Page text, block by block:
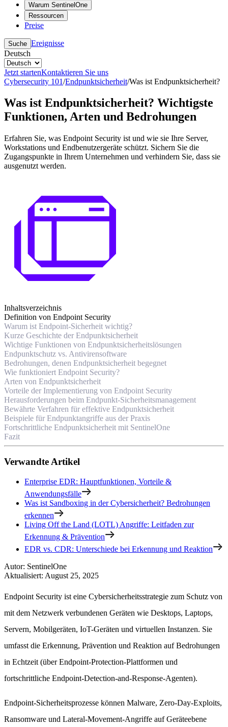
Warum SentinelOne
Ressourcen
Preise
Suche Ereignisse
Deutsch
Jetzt startenKontaktieren Sie uns
Cybersecurity 101/Endpunktsicherheit/Was ist Endpunktsicherheit?
Was ist Endpunktsicherheit? Wichtigste
Funktionen, Arten und Bedrohungen
Erfahren Sie, was Endpoint Security ist und wie sie Ihre Server,
Workstations und Endbenutzergeräte schützt. Sichern Sie die
Zugangspunkte in Ihrem Unternehmen und verhindern Sie, dass sie
ausgenutzt werden.
Inhaltsverzeichnis
Definition von Endpoint Security
Warum ist Endpoint-Sicherheit wichtig?
Kurze Geschichte der Endpunktsicherheit
Wichtige Funktionen von Endpunktsicherheitslösungen
Endpunktschutz vs. Antivirensoftware
Bedrohungen, denen Endpunktsicherheit begegnet
Wie funktioniert Endpoint Security?
Arten von Endpunktsicherheit
Vorteile der Implementierung von Endpoint Security
Herausforderungen beim Endpunkt-Sicherheitsmanagement
Bewährte Verfahren für effektive Endpunktsicherheit
Beispiele für Endpunktangriffe aus der Praxis
Fortschrittliche Endpunktsicherheit mit SentinelOne
Fazit
Verwandte Artikel
Enterprise EDR: Hauptfunktionen, Vorteile &
Anwendungsfälle
Was ist Sandboxing in der Cybersicherheit? Bedrohungen
erkennen
Living Off the Land (LOTL) Angriffe: Leitfaden zur
Erkennung & Prävention
EDR vs. CDR: Unterschiede bei Erkennung und Reaktion
Autor: SentinelOne
Aktualisiert: August 25, 2025
Endpoint Security ist eine Cybersicherheitsstrategie zum Schutz von
mit dem Netzwerk verbundenen Geräten wie Desktops, Laptops,
Servern, Mobilgeräten, IoT-Geräten und virtuellen Instanzen. Sie
umfasst die Erkennung, Prävention und Reaktion auf Bedrohungen
in Echtzeit (über Endpoint-Protection-Plattformen und
fortschrittliche Endpoint-Detection-and-Response-Agenten).
Endpoint-Sicherheitsprozesse können Malware, Zero-Day-Exploits,
Ransomware und Lateral-Movement-Angriffe auf Geräteebene